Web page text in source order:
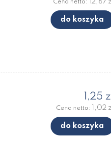
Cena netto: 12,87
do koszyka
1,25
Cena netto: 1,02
do koszyka